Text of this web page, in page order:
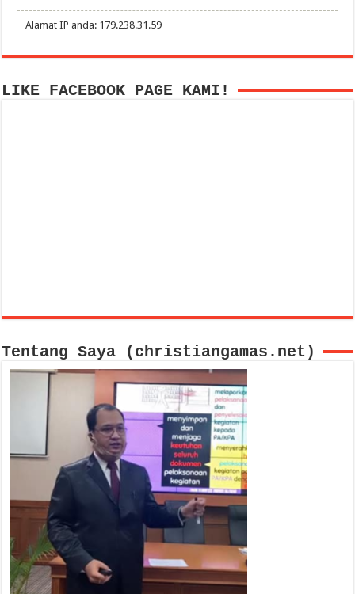
Alamat IP anda: 179.238.31.59
LIKE FACEBOOK PAGE KAMI!
Tentang Saya (christiangamas.net)